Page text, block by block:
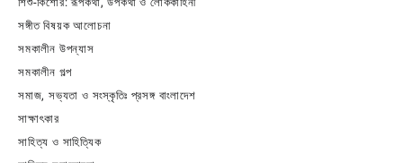
সঙ্গীত বিষয়ক আলোচনা
সমকালীন উপন্যাস
সমকালীন গল্প
সমাজ, সভ্যতা ও সংস্কৃতিঃ প্রসঙ্গ বাংলাদেশ
সাক্ষাৎকার
সাহিত্য ও সাহিত্যিক